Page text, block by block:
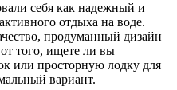
себя как надежный и
отдыха на воде.
продуманный дизайн
того, ищете ли вы
или просторную лодку для
вариант.